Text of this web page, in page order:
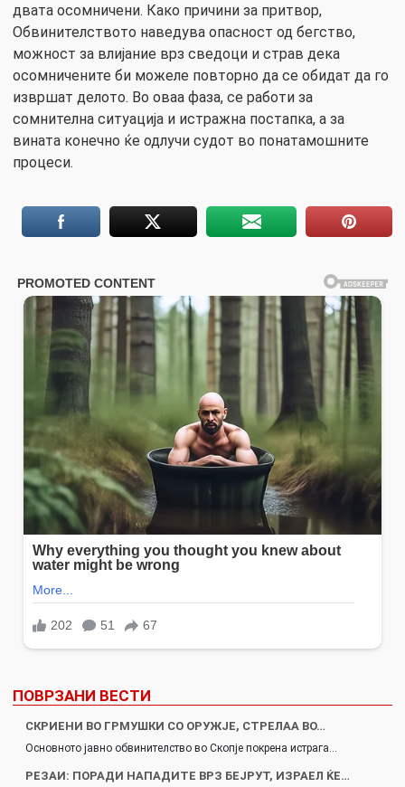
двата осомничени. Како причини за притвор,
Обвинителството наведува опасност од бегство,
можност за влијание врз сведоци и страв дека
осомничените би можеле повторно да се обидат да го
извршат делото. Во оваа фаза, се работи за
сомнителна ситуација и истражна постапка, а за
вината конечно ќе одлучи судот во понатамошните
процеси.
ПОВРЗАНИ ВЕСТИ
СКРИЕНИ ВО ГРМУШКИ СО ОРУЖЈЕ, СТРЕЛАА ВО…
Основното јавно обвинителство во Скопје покрена истрага…
РЕЗАИ: ПОРАДИ НАПАДИТЕ ВРЗ БЕЈРУТ, ИЗРАЕЛ ЌЕ…